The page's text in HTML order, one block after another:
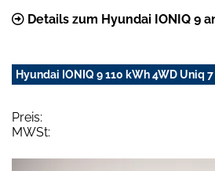
Details zum Hyundai IONIQ 9
Hyundai IONIQ 9 110 kWh 4WD Uniq
Preis:
MWSt: